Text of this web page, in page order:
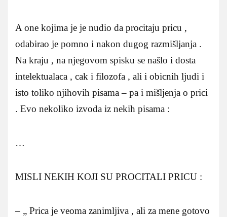
A one kojima je je nudio da procitaju pricu ,
odabirao je pomno i nakon dugog razmišljanja .
Na kraju , na njegovom spisku se našlo i dosta
intelektualaca , cak i filozofa , ali i obicnih ljudi i
isto toliko njihovih pisama – pa i mišljenja o prici
. Evo nekoliko izvoda iz nekih pisama :
…
MISLI NEKIH KOJI SU PROCITALI PRICU :
– „ Prica je veoma zanimljiva , ali za mene gotovo